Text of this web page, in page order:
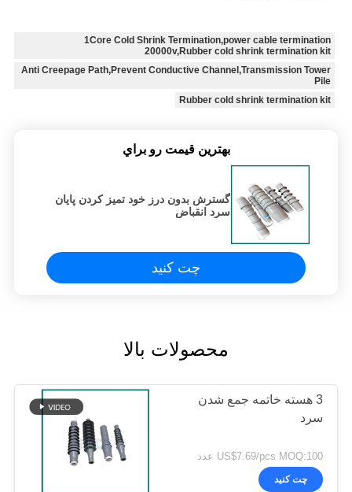
1Core Cold Shrink Termination,power cable termination
20000v,Rubber cold shrink termination kit
Anti Creepage Path,Prevent Conductive Channel,Transmission Tower
Pile
Rubber cold shrink termination kit
بهترين قيمت رو براي
گسترش بدون درز خود تمیز کردن پایان
سرد انقباض
چت کنید
محصولات بالا
3 هسته خاتمه جمع شدن
سرد
US$7.69/pcs MOQ:100 عدد
چت کنید